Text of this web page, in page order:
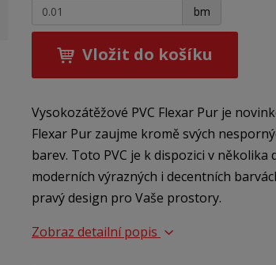
bm
+ -
Vložit do košíku
Vysokozátěžové PVC Flexar Pur je
Flexar Pur zaujme kromě svých
barev. Toto PVC je k dispozici v
moderních výrazných i decentních
pravý design pro Vaše prostory.
Zobraz detailní popis